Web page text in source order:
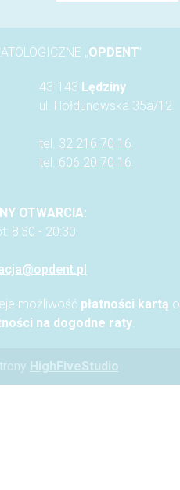
„OPDENT”
43-143 Lędziny
ul. Hołdunowska 35a/12
tel. 32 216 70 16
tel. 606 20 70 16
OTWARCIA:
8:30 - 20:30
możliwość płatności kartą
na dogodne raty.
HighFiveStudio